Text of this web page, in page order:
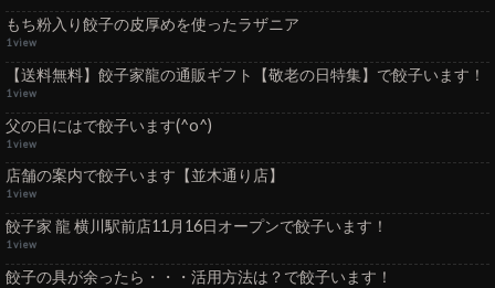
もち粉入り餃子の皮厚めを使ったラザニア
1 view
【送料無料】餃子家龍の通販ギフト【敬老の日特集】で餃子います！
1 view
父の日にはで餃子います(^o^)
1 view
店舗の案内で餃子います【並木通り店】
1 view
餃子家 龍 横川駅前店11月16日オープンで餃子います！
1 view
餃子の具が余ったら・・・活用方法は？で餃子います！